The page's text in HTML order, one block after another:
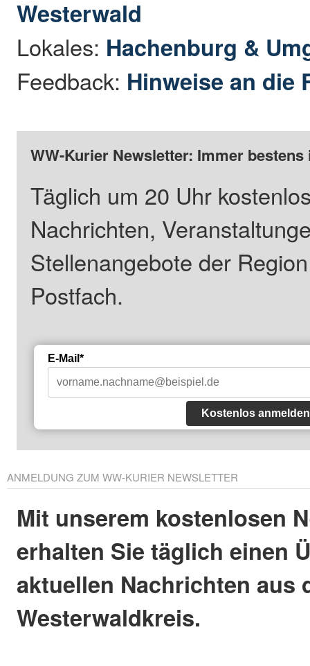
Westerwald
Lokales: Hachenburg &
Feedback: Hinweise an die
WW-Kurier Newsletter: Immer
Täglich um 20 Uhr
Nachrichten,
Stellenangebote der
Postfach.
E-Mail*
Kostenlos anmelden
ANMELDUNG ZUM WW-KURIER NEWSLETTER
Mit unserem kostenlosen
erhalten Sie täglich einen
aktuellen Nachrichten aus
Westerwaldkreis.